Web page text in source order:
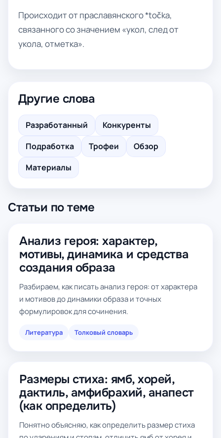
Происходит от праславянского *točka,
связанного со значением «укол, след от
укола, отметка».
Другие слова
Разработанный
Конкуренты
Подработка
Трофеи
Обзор
Материалы
Статьи по теме
Анализ героя: характер,
мотивы, динамика и средства
создания образа
Разбираем, как писать анализ героя: от характера
и мотивов до динамики образа и точных
формулировок для сочинения.
Литература Толковый словарь
Размеры стиха: ямб, хорей,
дактиль, амфибрахий, анапест
(как определить)
Понятно объясняю, как определить размер стиха